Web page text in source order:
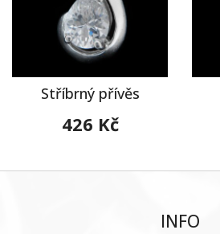
Stříbrný přívěs
426 Kč
INFO